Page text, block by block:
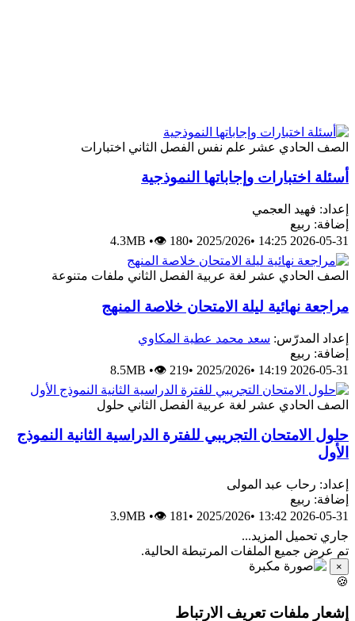
الصف الحادي عشر علم نفس الفصل الثاني اختبارات
أسئلة اختبارات وإجاباتها النموذجية
إعداد: فهيد العجمي
إضافة: ربيع
2026-05-31 14:25
•
2025/2026
•
4.3MB •👁 180
الصف الحادي عشر لغة عربية الفصل الثاني ملفات متنوعة
مراجعة نهائية ليلة الامتحان خلاصة المنهج
إعداد المدرّس: سعد محمد عطية المكاوي
إضافة: ربيع
2026-05-31 14:19
•
2025/2026
•
8.5MB •👁 219
الصف الحادي عشر لغة عربية الفصل الثاني حلول
حلول الامتحان التجريبي للفترة الدراسية الثانية النموذج
الأول
إعداد: رحاب عبد المولى
إضافة: ربيع
2026-05-31 13:42
•
2025/2026
•
3.9MB •👁 181
جاري تحميل المزيد...
تم عرض جميع الملفات المرتبطة الحالية.
×
🍪
إشعار ملفات تعريف الارتباط